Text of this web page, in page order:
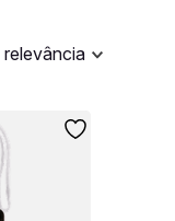
relevância